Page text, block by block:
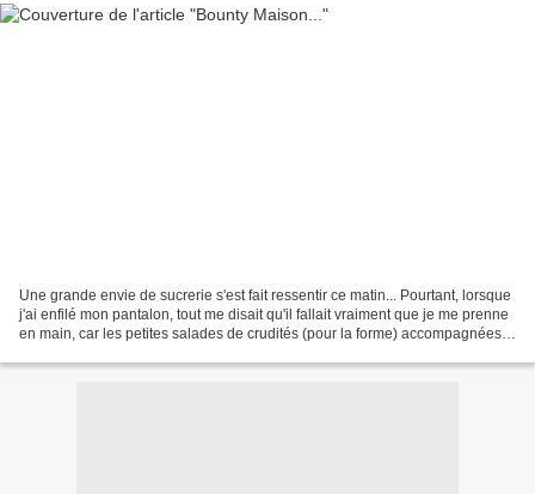
Une grande envie de sucrerie s'est fait ressentir ce matin... Pourtant, lorsque
j'ai enfilé mon pantalon, tout me disait qu'il fallait vraiment que je me prenne
en main, car les petites salades de crudités (pour la forme) accompagnées